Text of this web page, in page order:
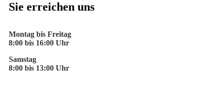
Sie erreichen uns
Montag bis Freitag
8:00 bis 16:00 Uhr
Samstag
8:00 bis 13:00 Uhr